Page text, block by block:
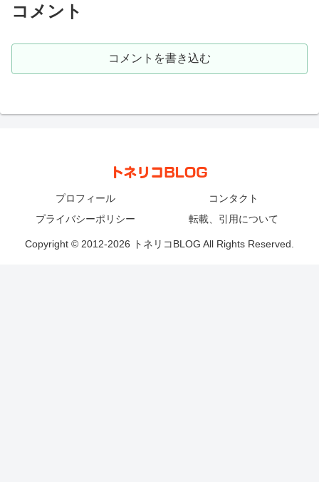
コメント
コメントを書き込む
プロフィール
コンタクト
プライバシーポリシー
転載、引用について
Copyright © 2012-2026 トネリコBLOG All Rights Reserved.